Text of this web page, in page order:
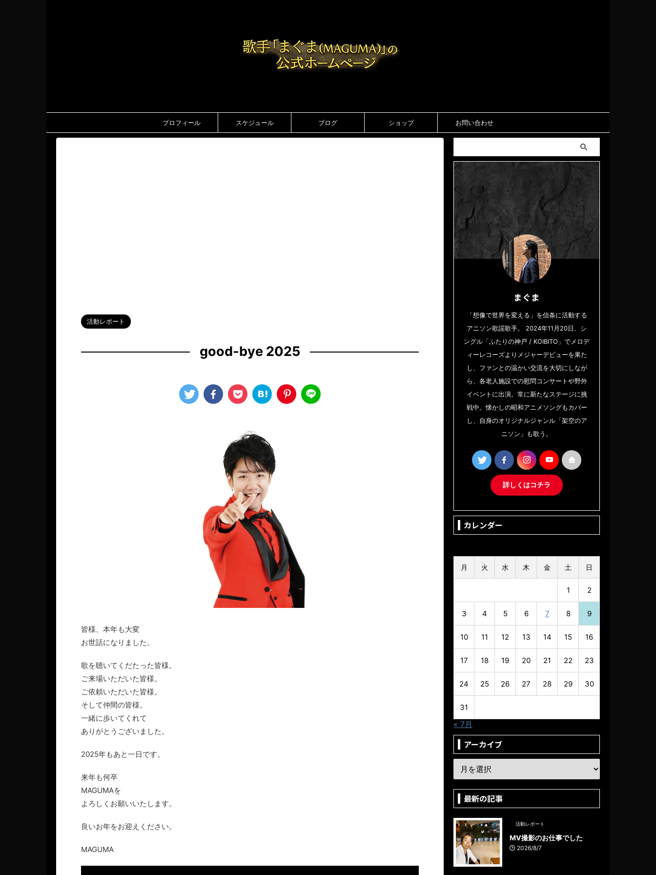
プロフィール スケジュール ブログ ショップ お問い合わせ
活動レポート
good-bye 2025
皆様、本年も大変
お世話になりました。
歌を聴いてくだたった皆様。
ご来場いただいた皆様。
ご依頼いただいた皆様。
そして仲間の皆様。
一緒に歩いてくれて
ありがとうございました。
2025年もあと一日です。
来年も何卒
MAGUMAを
よろしくお願いいたします。
良いお年をお迎えください。
MAGUMA
まぐま
「想像で世界を変える」を信条に活動する
アニソン歌謡歌手。 2024年11月20日、シ
ングル「ふたりの神戸 / KOIBITO」でメロデ
ィーレコーズよりメジャーデビューを果た
し、ファンとの温かい交流を大切にしなが
ら、各老人施設での慰問コンサートや野外
イベントに出演。常に新たなステージに挑
戦中。懐かしの昭和アニメソングもカバー
し、自身のオリジナルジャンル「架空のア
ニソン」も歌う。
詳しくはコチラ
カレンダー
月 火 水 木 金 土 日
1 2
3 4 5 6 7 8 9
10 11 12 13 14 15 16
17 18 19 20 21 22 23
24 25 26 27 28 29 30
31
« 7月
アーカイブ
最新の記事
活動レポート
MV撮影のお仕事でした
2026/8/7